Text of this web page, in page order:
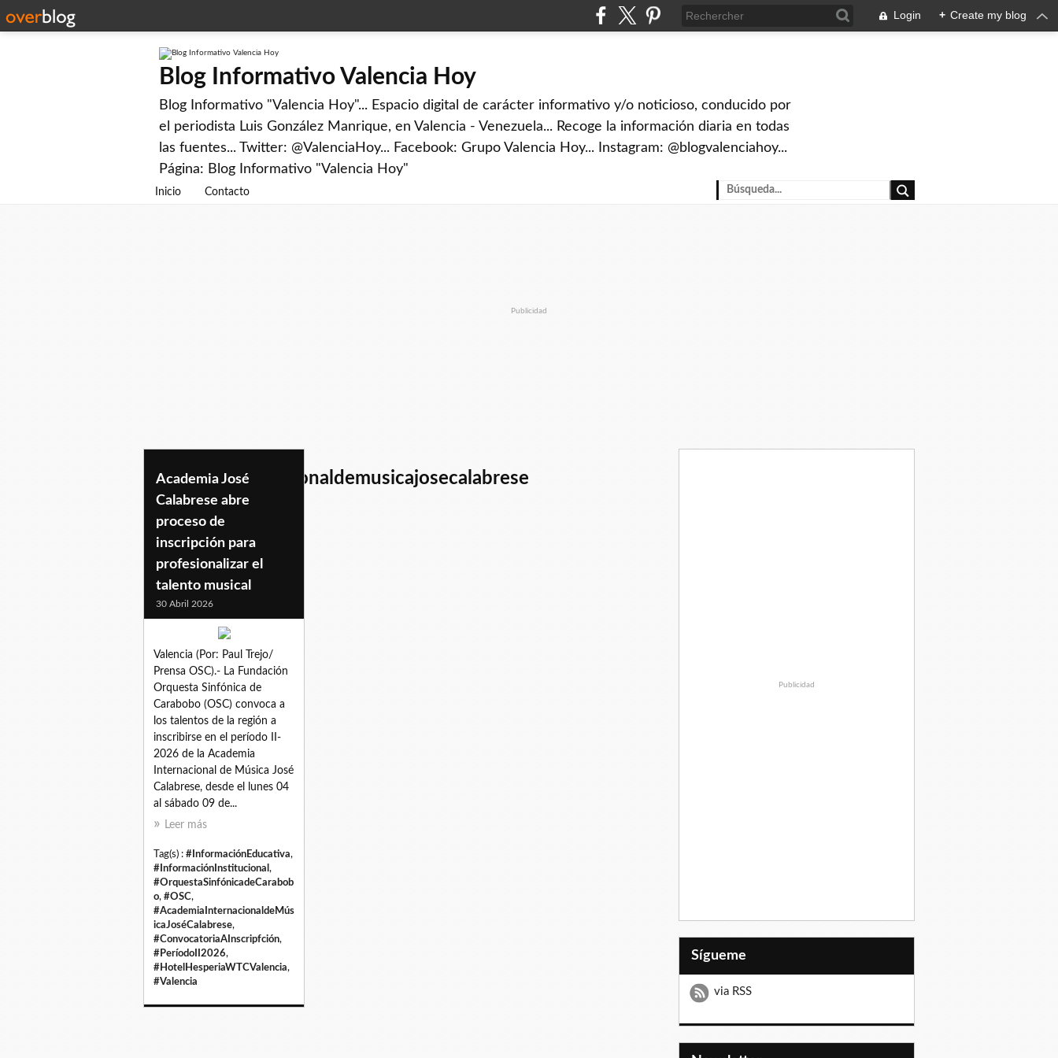
Login + Create my blog
Blog Informativo Valencia Hoy
Blog Informativo "Valencia Hoy"... Espacio digital de carácter informativo y/o noticioso, conducido por
el periodista Luis González Manrique, en Valencia - Venezuela... Recoge la información diaria en todas
las fuentes... Twitter: @ValenciaHoy... Facebook: Grupo Valencia Hoy... Instagram: @blogvalenciahoy...
Página: Blog Informativo "Valencia Hoy"
Inicio Contacto
Publicidad
academiainternacionaldemusicajosecalabrese
Academia José
Calabrese abre
proceso de
inscripción para
profesionalizar el
talento musical
30 Abril 2026
Valencia (Por: Paul Trejo/
Prensa OSC).- La Fundación
Orquesta Sinfónica de
Carabobo (OSC) convoca a
los talentos de la región a
inscribirse en el período II-
2026 de la Academia
Internacional de Música José
Calabrese, desde el lunes 04
al sábado 09 de...
Leer más
Tag(s) : #InformaciónEducativa,
#InformaciónInstitucional ,
#OrquestaSinfónicadeCarabob
o, #OSC,
#AcademiaInternacionaldeMús
icaJoséCalabrese,
#ConvocatoriaAInscripfción,
#PeríodoII2026,
#HotelHesperiaWTCValencia,
#Valencia
Publicidad
Sígueme
via RSS